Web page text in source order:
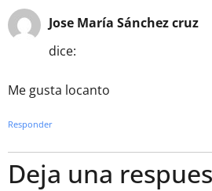
Jose María Sánchez cruz
dice:
Me gusta locanto
Responder
Deja una